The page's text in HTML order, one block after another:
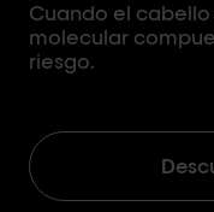
Cuando el
molecular
riesgo.